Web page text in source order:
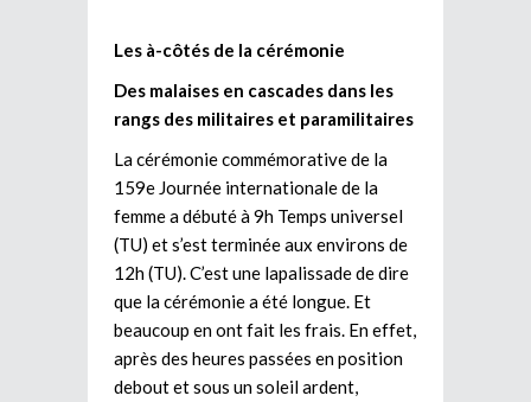
Les à-côtés de la cérémonie
Des malaises en cascades dans les
rangs des militaires et paramilitaires
La cérémonie commémorative de la
159e Journée internationale de la
femme a débuté à 9h Temps universel
(TU) et s’est terminée aux environs de
12h (TU). C’est une lapalissade de dire
que la cérémonie a été longue. Et
beaucoup en ont fait les frais. En effet,
après des heures passées en position
debout et sous un soleil ardent,